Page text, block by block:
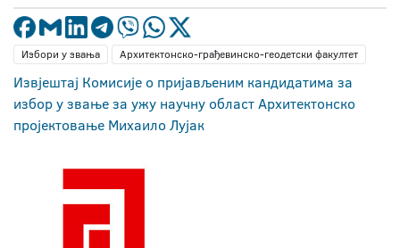
Избори у звања Архитектонско-грађевинско-геодетски факултет
Извјештај Комисије о пријављеним кандидатима за
избор у звање за ужу научну област Архитектонско
пројектовање Михаило Лујак